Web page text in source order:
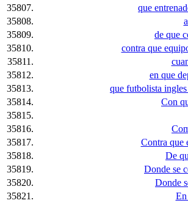
35807.
que
35808.
35809.
de que
35810.
contra que
35811.
35812.
en que
35813.
que futbolista
35814.
Con
35815.
35816.
35817.
Contra que
35818.
De
35819.
Donde se
35820.
Donde
35821.
En